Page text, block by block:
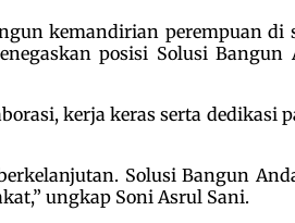
kemandirian perempuan di
posisi Solusi Bangun
kerja keras serta dedikasi
Solusi Bangun
ungkap Soni Asrul Sani.